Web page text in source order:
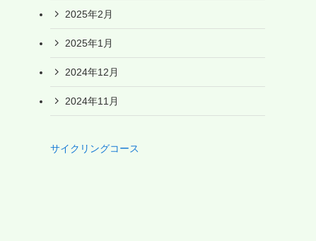
2025年2月
2025年1月
2024年12月
2024年11月
サイクリングコース